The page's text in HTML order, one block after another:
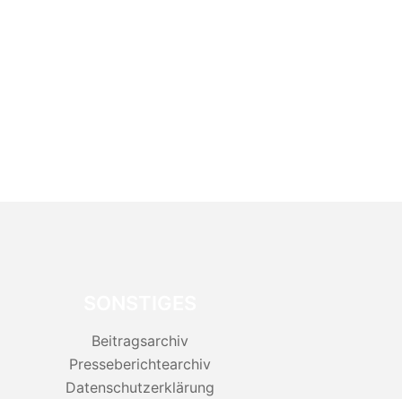
Beitragsarchiv
Presseberichtearchiv
Datenschutzerklärung